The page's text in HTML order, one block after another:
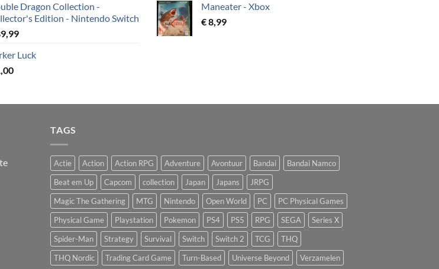
Dragon Collection -
Edition - Nintendo Switch
Luck
Maneater - Xbox
€8,99
TAGS
Actie Action Action RPG Adventure Avontuur Bandai
Bandai Namco
Beat em Up
Capcom collection Japan Japans
JRPG
Magic The Gathering
MTG Nintendo Open World PC
PC Physical Games
Physical Game
Playstation Pokemon PS4 PS5 RPG SEGA
Series X
Spider-Man
Strategy Survival Switch Switch 2 TCG
THQ
THQ Nordic
Trading Card Game Turn-Based Universe Beyond Verzamelen